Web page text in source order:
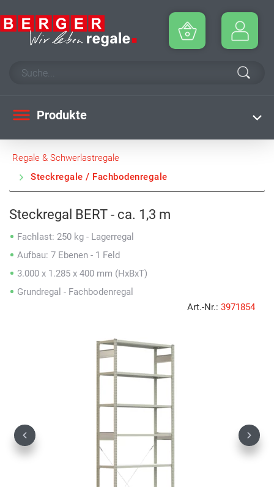
Produkte
Regale & Schwerlastregale
Steckregale / Fachbodenregale
Steckregal BERT - ca. 1,3 m
Fachlast: 250 kg - Lagerregal
Aufbau: 7 Ebenen - 1 Feld
3.000 x 1.285 x 400 mm (HxBxT)
Grundregal - Fachbodenregal
Art.-Nr.: 3971854
Previous Next